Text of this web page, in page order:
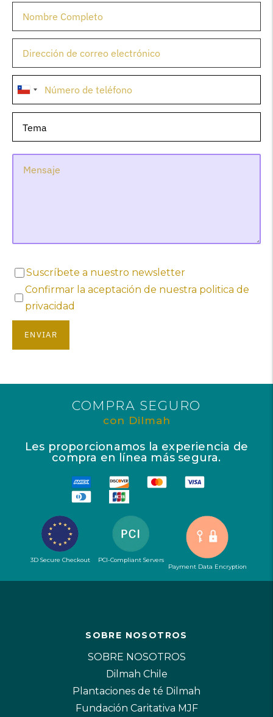
Suscríbete a nuestro newsletter
Confirmar la aceptación de nuestra politica de
privacidad
ENVIAR
COMPRA SEGURO
con Dilmah
Les proporcionamos la experiencia de
compra en línea más segura.
3D Secure Checkout
PCI-Compliant Servers
Payment Data Encryption
SOBRE NOSOTROS
SOBRE NOSOTROS
Dilmah Chile
Plantaciones de té Dilmah
Fundación Caritativa MJF